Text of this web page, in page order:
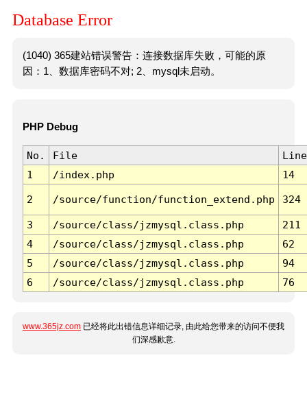
Database Error
(1040) 365建站错误警告：连接数据库失败，可能的原
因：1、数据库密码不对; 2、mysql未启动。
PHP Debug
No. File
Line
1
/index.php 14
2 /source/function/function_extend.php 324
3 /source/class/jzmysql.class.php
211
4
/source/class/jzmysql.class.php
62
5
/source/class/jzmysql.class.php
94
6
/source/class/jzmysql.class.php 76
www.365jz.com 已经将此出错信息详细记录, 由此给您带来的访问不便我
们深感歉意.